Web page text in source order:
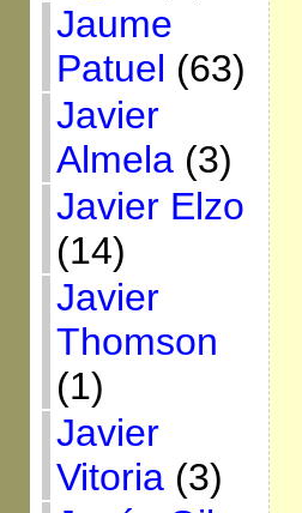
Jaume
Patuel (63)
Javier
Almela(3)
Javier Elzo
(14)
Javier
Thomson
(1)
Javier
Vitoria(3)